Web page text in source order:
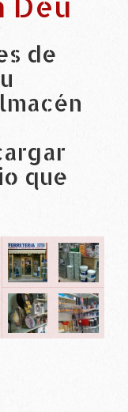
de
que